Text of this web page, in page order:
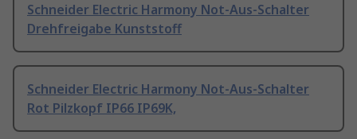
Schneider Electric Harmony Not-Aus-Schalter
Drehfreigabe Kunststoff
Schneider Electric Harmony Not-Aus-Schalter
Rot Pilzkopf IP66 IP69K,